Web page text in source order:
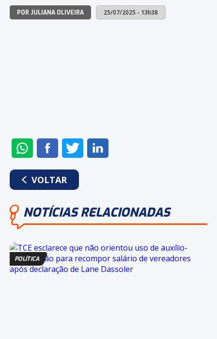
POR JULIANA OLIVEIRA 25/07/2025 - 13h38
ENVIAR
NO
WHATSAPP
COMPARTILHAR
NO
FACEBOOK
COMPARTILHAR
NO
VOLTAR
NOTÍCIAS RELACIONADAS
POLÍTICA